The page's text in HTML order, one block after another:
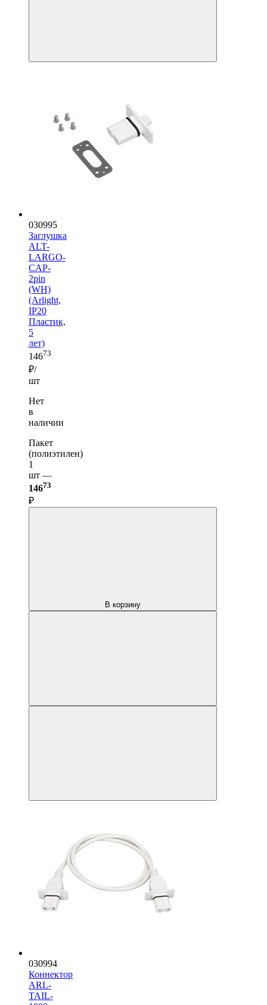
030995
Заглушка
ALT-
LARGO-
CAP-
2pin
(WH)
(Arlight,
IP20
Пластик,
5
лет)
14673
₽/
шт
Нет
в
наличии
Пакет
(полиэтилен)
1
шт —
14673
₽
В корзину
030994
Коннектор
ARL-
TAIL-